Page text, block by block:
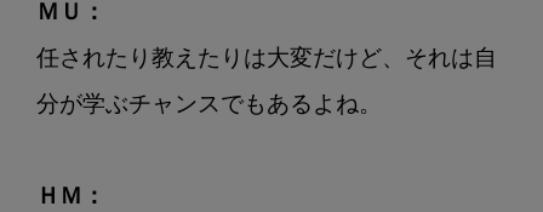
ＭＵ：
任されたり教えたりは大変だけど、それは自
分が学ぶチャンスでもあるよね。
ＨＭ：